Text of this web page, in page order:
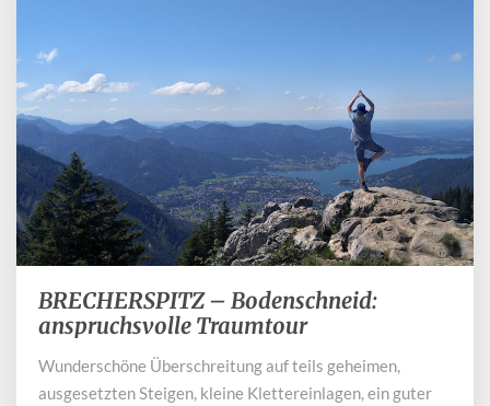
BRECHERSPITZ
–
anspruchsvolle
Traumtour
BRECHERSPITZ – Bodenschneid:
anspruchsvolle Traumtour
Wunderschöne Überschreitung auf teils geheimen,
ausgesetzten Steigen, kleine Klettereinlagen, ein guter